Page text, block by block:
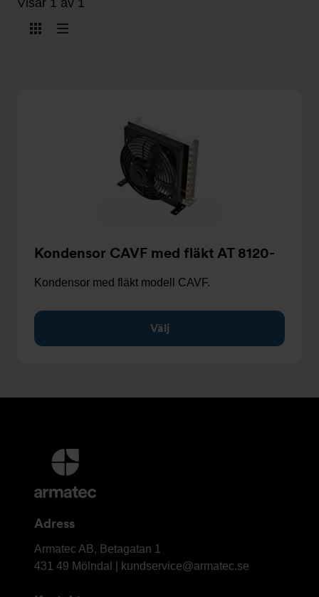
Visar 1 av 1
Visa
Visa
Kondensor CAVF med fläkt AT 8120-
Kondensor med fläkt modell CAVF.
Välj
Ytterligare
information
och
Adress
Armatec
AB
Armatec AB, Betagatan 1
431 49 Mölndal |
kundservice@armatec.se